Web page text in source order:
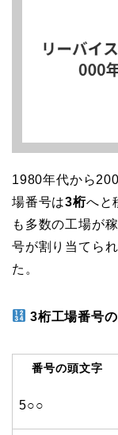
1980年代から
場番号は3桁へと
も多数の工場が
号が割り当てら
た。
3桁工場番号
番号の頭文字
5○○